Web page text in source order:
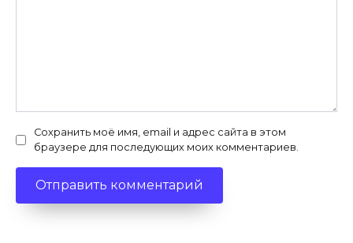
Сохранить моё имя, email и адрес сайта в этом
браузере для последующих моих комментариев.